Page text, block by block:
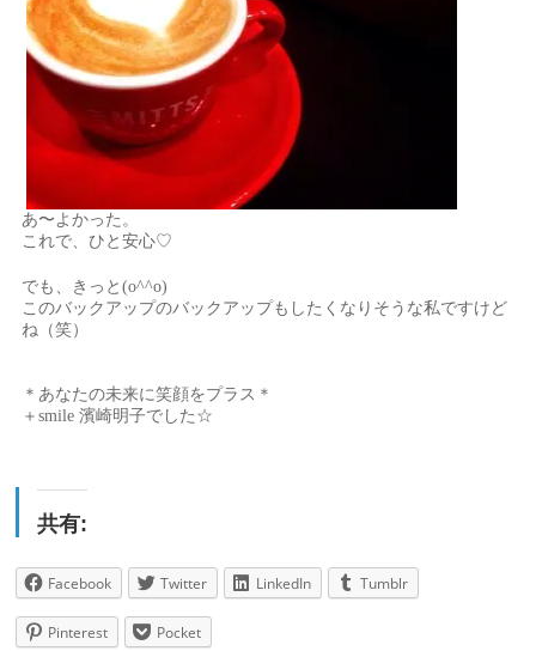
あ〜よかった。
これで、ひと安心♡
でも、きっと(o^^o)
このバックアップのバックアップもしたくなりそうな私ですけど
ね（笑）
＊あなたの未来に笑顔をプラス＊
＋smile 濱崎明子でした☆
共有:
Facebook Twitter LinkedIn Tumblr
Pinterest Pocket